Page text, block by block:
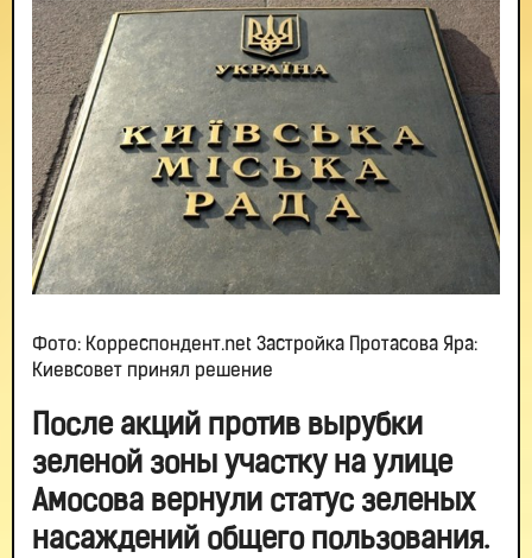
Фото: Корреспондент.net Застройка Протасова Яра:
Киевсовет принял решение
После акций против вырубки
зеленой зоны участку на улице
Амосова вернули статус зеленых
насаждений общего пользования.